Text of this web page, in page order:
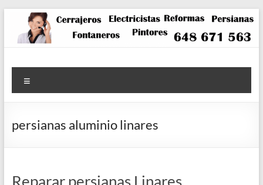
contenido
persianas aluminio linares
Reparar persianas Linares